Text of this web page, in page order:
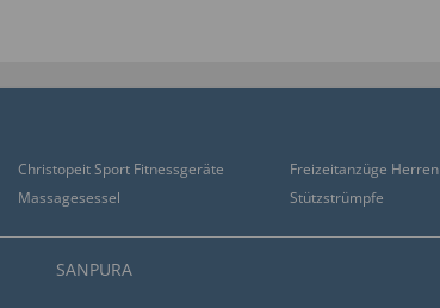
Christopeit Sport Fitnessgeräte Freizeitanzüge Herren
Massagesessel Stützstrümpfe
SANPURA